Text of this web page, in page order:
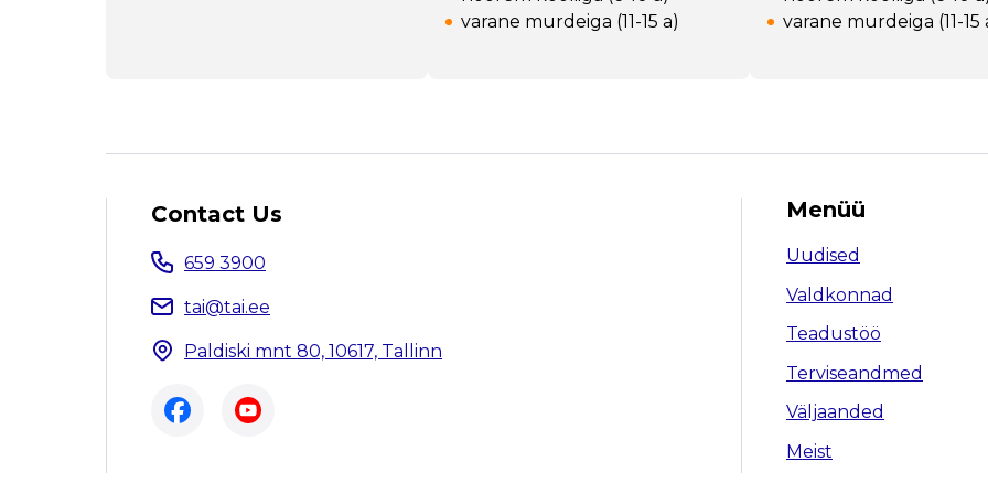
varane murdeiga (11-15 a)
varane murdeiga (11-15
Contact Us
659 3900
tai@tai.ee
Paldiski mnt 80, 10617, Tallinn
Menüü
Uudised
Valdkonnad
Teadustöö
Terviseandmed
Väljaanded
Meist